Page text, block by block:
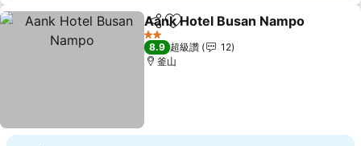
分享 加入我的最愛
Aank Hotel Busan Nampo
2 星級
8.9 超級讚
12
釜山